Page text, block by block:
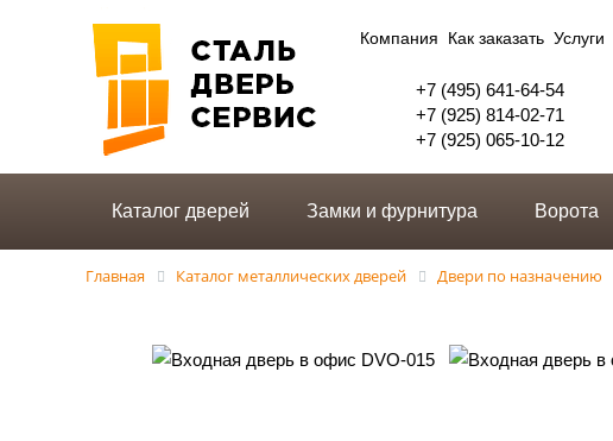
Компания Как заказать Услуги
+7 (495) 641-64-54
+7 (925) 814-02-71
+7 (925) 065-10-12
Каталог дверей Замки и фурнитура Ворота
Главная Каталог металлических дверей Двери по назначению